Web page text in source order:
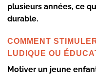
plusieurs années, ce
durable.
COMMENT
LUDIQUE OU
Motiver un jeune